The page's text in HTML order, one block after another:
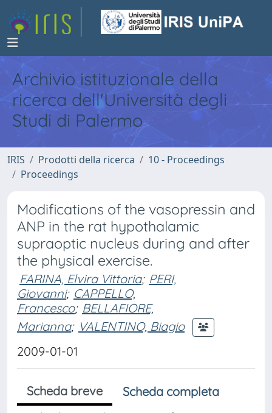
Archivio istituzionale della
ricerca dell'Università degli
Studi di Palermo
IRIS Prodotti della ricerca
10 - Proceedings
Proceedings
Modifications of the vasopressin and
ANP in the rat hypothalamic
supraoptic nucleus during and after
the physical exercise.
FARINA, Elvira Vittoria; PERI,
Giovanni; CAPPELLO,
Francesco; BELLAFIORE,
Marianna; VALENTINO, Biagio
2009-01-01
Scheda breve
Scheda completa